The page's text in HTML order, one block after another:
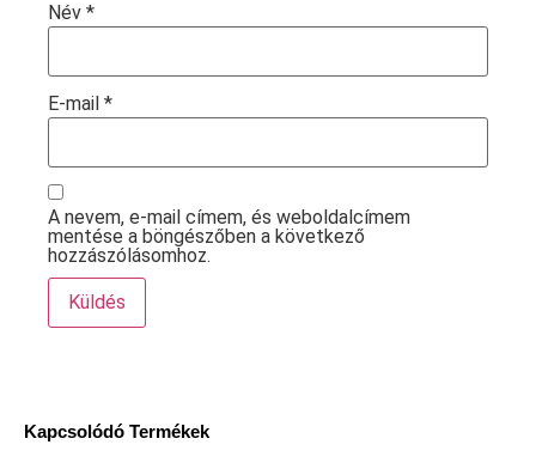
Kapcsolódó Termékek
Név *
E-mail *
A nevem, e-mail címem, és weboldalcímem
mentése a böngészőben a következő
hozzászólásomhoz.